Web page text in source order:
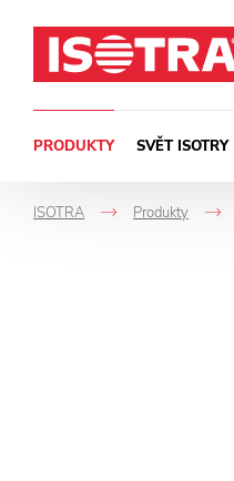
PRODUKTY SVĚT ISOTRY
ISOTRA
->
Produkty